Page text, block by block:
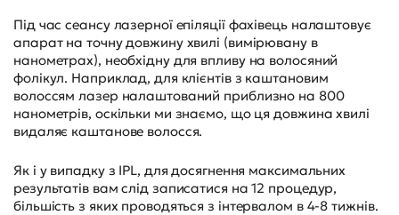
Під час сеансу лазерної епіляції фахівець налаштовує
апарат на точну довжину хвилі (вимірювану в
нанометрах), необхідну для впливу на волосяний
фолікул. Наприклад, для клієнтів з каштановим
волоссям лазер налаштований приблизно на 800
нанометрів, оскільки ми знаємо, що ця довжина хвилі
видаляє каштанове волосся.
Як і у випадку з IPL, для досягнення максимальних
результатів вам слід записатися на 12 процедур,
більшість з яких проводяться з інтервалом в 4-8 тижнів.